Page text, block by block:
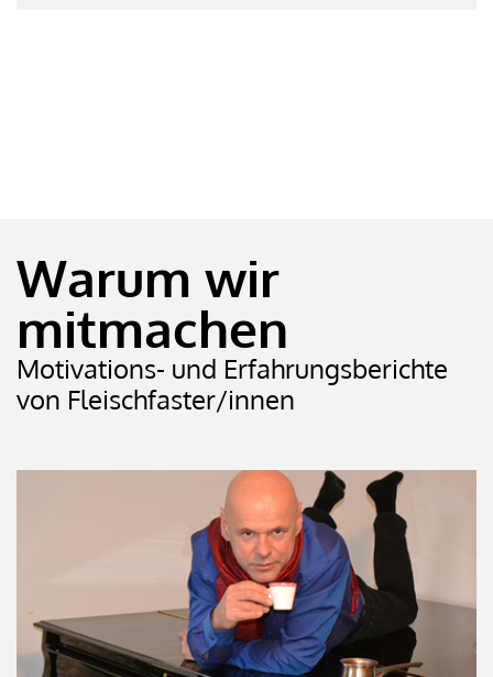
Warum wir
mitmachen
Motivations- und Erfahrungsberichte
von Fleischfaster/innen